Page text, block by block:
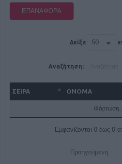
ΕΠΑΝΑΦΟΡΆ
Δείξε
Αναζήτηση:
ΣΕΙΡΑ ΌΝΟΜΑ
Εμφανίζονται 0 έως 0
Προηγούμενη